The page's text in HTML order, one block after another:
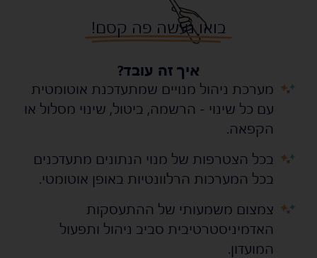
בואו נעשה פה קסם!
איך זה עובד?
מערכת ניהול מנויים שמתעדכנת אוטומטית
עם כל שינוי - הרשמה, ביטול, שינוי מסלול או
הקפאה.
בכל הצטרפות של מנוי הנתונים מתעדכנים
בכל המערכות הרלוונטיות באופן אוטומטי.
צמצום משמעותי של ההתעסקות
האדמיניסטרטיבית סביב ניהול ותפעול
המועדון.